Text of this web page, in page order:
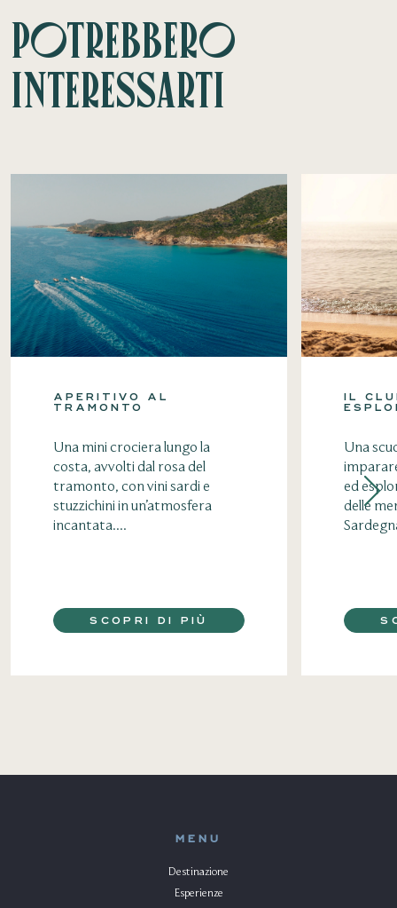
Potrebbero
interessarti
APERITIVO AL
TRAMONTO
Una mini crociera lungo la
costa, avvolti dal rosa del
tramonto, con vini sardi e
stuzzichini in un’atmosfera
incantata....
SCOPRI DI PIÙ
IL
Una
ed
delle
MENU
Destinazione
Esperienze